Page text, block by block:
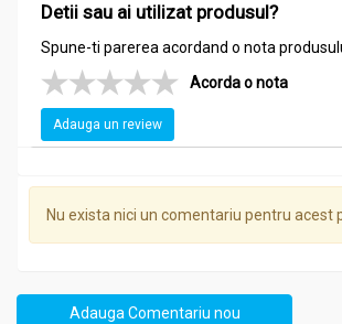
Lglutamine 500mg 90cp - ADAMS
Sprijină masa musculară sănătoasă
Ajută la menținerea nivelului de
stres intens
Ajută la menținerea funcției imunitare
sănătății intestinale
corpului
Pentru rezistență și forță
Lglutamine 500mg 90cp - ADAMS
Detii sau ai utilizat produsul?
Spune-ti parerea acordand o nota
Acorda o nota
Adauga un review
Nu exista nici un comentariu pentru acest
Adauga Comentariu nou